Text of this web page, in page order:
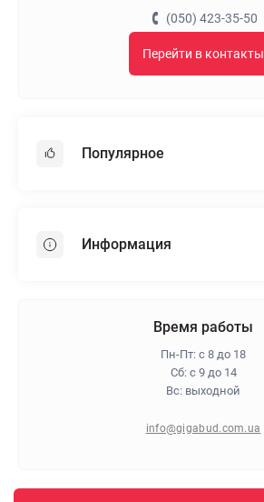
(050) 423-35-50
Перейти в контакты
Популярное
Пенопласт
Информация
Политика конфиденциальности
Время работы
Пн-Пт: с 8 до 18
Сб: с 9 до 14
Вс: выходной
info@gigabud.com.ua